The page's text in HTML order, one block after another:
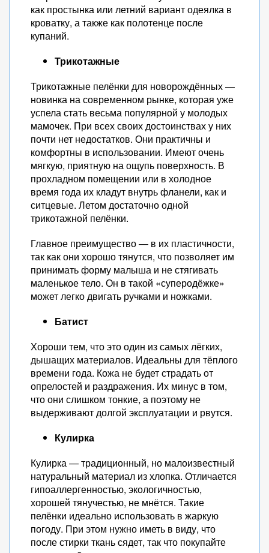
как простынка или летний вариант одеялка в
кроватку, а также как полотенце после
купаний.
Трикотажные
Трикотажные пелёнки для новорождённых —
новинка на современном рынке, которая уже
успела стать весьма популярной у молодых
мамочек. При всех своих достоинствах у них
почти нет недостатков. Они практичны и
комфортны в использовании. Имеют очень
мягкую, приятную на ощупь поверхность. В
прохладном помещении или в холодное
время года их кладут внутрь фланели, как и
ситцевые. Летом достаточно одной
трикотажной пелёнки.
Главное преимущество — в их пластичности,
так как они хорошо тянутся, что позволяет им
принимать форму малыша и не стягивать
маленькое тело. Он в такой «суперодёжке»
может легко двигать ручками и ножками.
Батист
Хороши тем, что это один из самых лёгких,
дышащих материалов. Идеальны для тёплого
времени года. Кожа не будет страдать от
опрелостей и раздражения. Их минус в том,
что они слишком тонкие, а поэтому не
выдерживают долгой эксплуатации и рвутся.
Кулирка
Кулирка — традиционный, но малоизвестный
натуральный материал из хлопка. Отличается
гипоаллергенностью, экологичностью,
хорошей тянучестью, не мнётся. Такие
пелёнки идеально использовать в жаркую
погоду. При этом нужно иметь в виду, что
после стирки ткань сядет, так что покупайте